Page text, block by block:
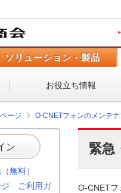
ソリューション・製品
お役立ち情報
ージ O-CNETフォンのメンテ
緊急
O-CNETフ
ン
無料）
ジ ご利用ガ